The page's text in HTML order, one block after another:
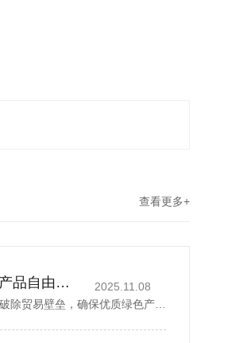
查看更多+
丁薛祥吁破除贸易壁垒 确保优质绿色产品自由流通
2025.11.08